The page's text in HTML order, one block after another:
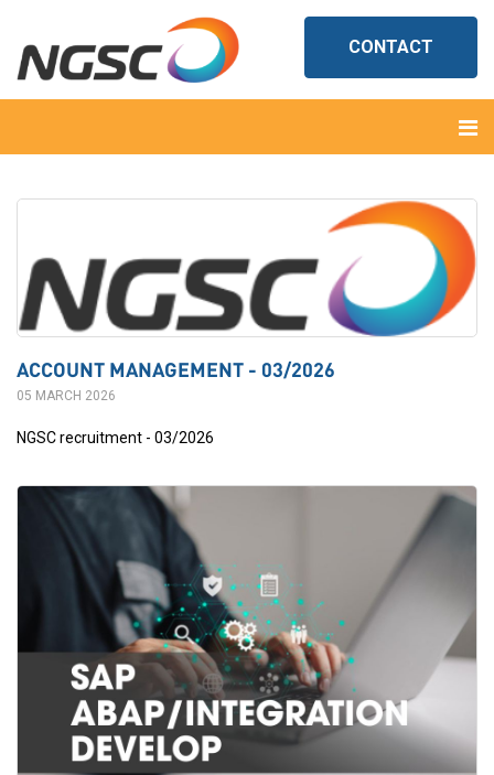
CONTACT
ACCOUNT MANAGEMENT - 03/2026
05 MARCH 2026
NGSC recruitment - 03/2026